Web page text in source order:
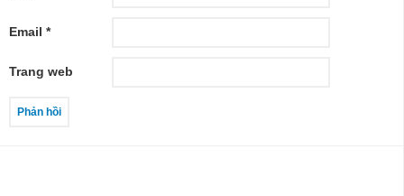
Email *
Trang web